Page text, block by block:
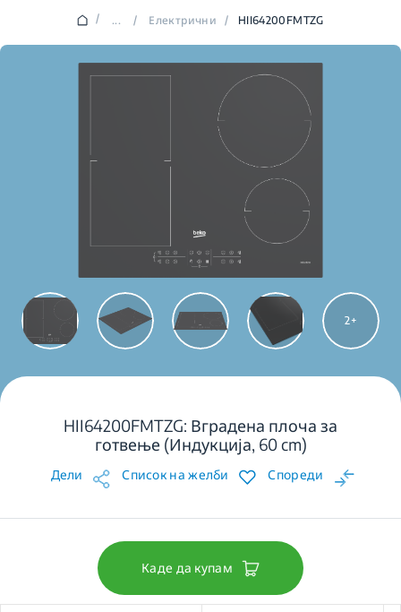
/ ... / Електрични / HII64200FMTZG
2
HII64200FMTZG: Вградена плоча за
готвење (Индукција, 60 cm)
Дели Список на желби Спореди
Каде да купам